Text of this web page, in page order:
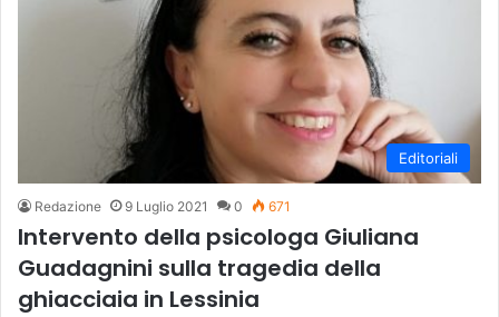
Editoriali
Redazione 9 Luglio 2021 0 671
Intervento della psicologa Giuliana
Guadagnini sulla tragedia della
ghiacciaia in Lessinia